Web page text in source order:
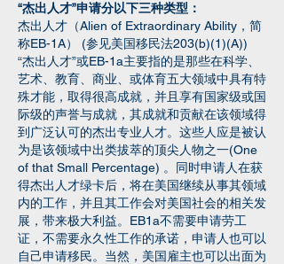
“杰出人才”申请分以下三种类型：
杰出人才（Alien of Extraordinary Ability，简
称EB-1A） (参见美国移民法203(b)(1)(A))
“杰出人才”或EB-1a主要指的是那些在科学、
艺术、教育、商业、或体育五大领域中具有特
殊才能，取得很高成就，并且享有国家级或国
际级的声誉与成就，其成就和贡献在该领域得
到广泛认可的杰出专业人才。这些人应是被认
为是该领域中出类拔萃的顶尖人物之一(One
of that Small Percentage) 。同时申请人在获
得杰出人才绿卡后，将在美国继续从事其领域
内的工作，并且其工作会对美国社会的相关发
展，带来极大利益。EB1a不需要申请劳工
证，不需要永久性工作的承诺，申请人也可以
自己申请移民。当然，美国雇主也可以出面为